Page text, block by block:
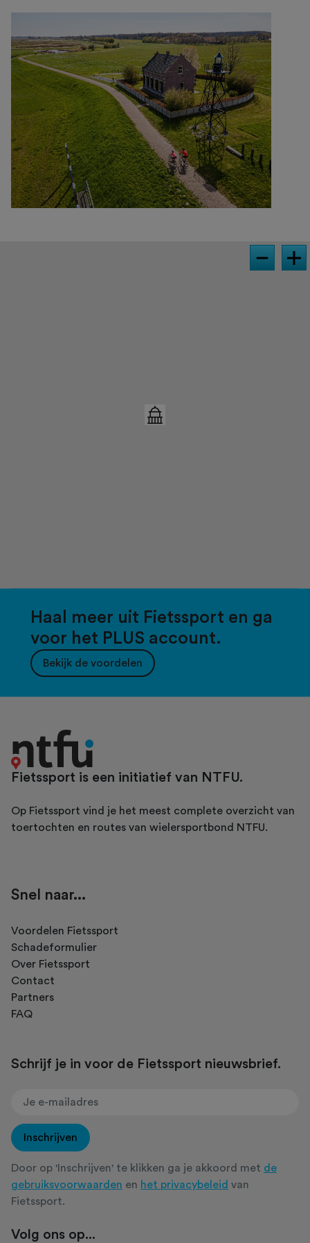
Haal meer uit Fietssport en ga
voor het PLUS account.
Bekijk de voordelen
Fietssport is een initiatief van NTFU.
Op Fietssport vind je het meest complete overzicht van
toertochten en routes van wielersportbond NTFU.
Snel naar...
Voordelen Fietssport
Schadeformulier
Over Fietssport
Contact
Partners
FAQ
Schrijf je in voor de Fietssport nieuwsbrief.
Inschrijven
Door op 'Inschrijven' te klikken ga je akkoord met de
gebruiksvoorwaarden en het privacybeleid van
Fietssport.
Volg ons op...